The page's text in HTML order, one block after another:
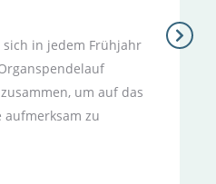
sich in jedem Frühjahr
um auf das
aufmerksam zu